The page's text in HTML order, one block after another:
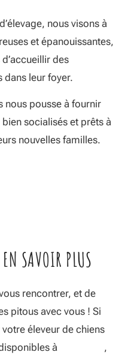
nous visons à
et épanouissantes,
des
dans leur foyer.
nous pousse à fournir
socialisés et prêts à
nouvelles familles.
SAVOIR PLUS
rencontrer, et de
pitous avec vous ! Si
éleveur de chiens
à
,